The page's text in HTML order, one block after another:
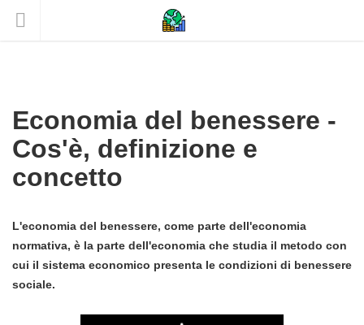
Economia del benessere -
Cos'è, definizione e
concetto
L'economia del benessere, come parte dell'economia
normativa, è la parte dell'economia che studia il metodo con
cui il sistema economico presenta le condizioni di benessere
sociale.